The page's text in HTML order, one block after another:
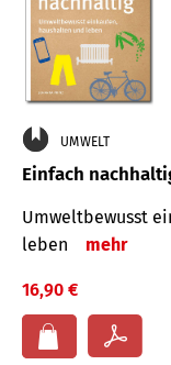
UMWELT
Einfach
Umweltbewusst
leben
mehr
16,90 €